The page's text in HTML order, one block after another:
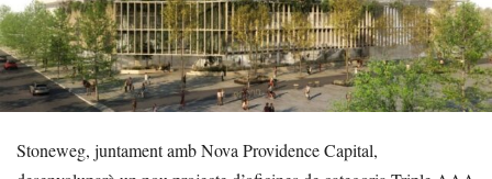
Stoneweg, juntament amb Nova Providence Capital,